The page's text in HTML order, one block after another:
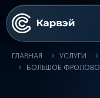
ГЛАВНАЯ УСЛУГИ
БОЛЬШОЕ ФРОЛОВО